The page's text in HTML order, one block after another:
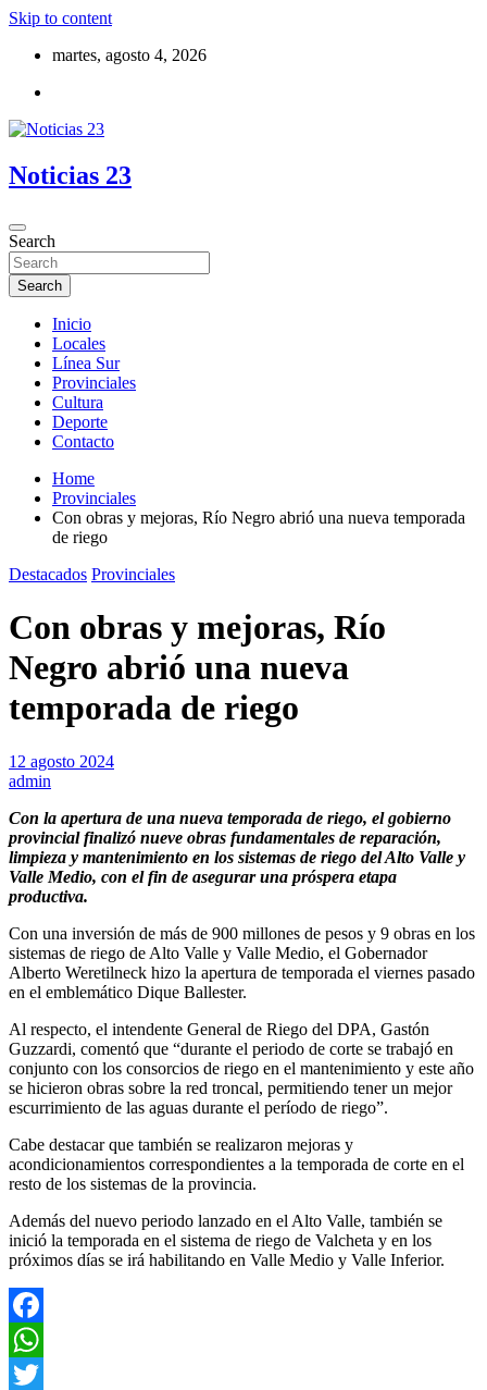
Skip to content
martes, agosto 4, 2026
Noticias 23
Search
Search
Inicio
Locales
Línea Sur
Provinciales
Cultura
Deporte
Contacto
Home
Provinciales
Con obras y mejoras, Río Negro abrió una nueva temporada
de riego
Destacados Provinciales
Con obras y mejoras, Río
Negro abrió una nueva
temporada de riego
12 agosto 2024
admin
Con la apertura de una nueva temporada de riego, el gobierno
provincial finalizó nueve obras fundamentales de reparación,
limpieza y mantenimiento en los sistemas de riego del Alto Valle y
Valle Medio, con el fin de asegurar una próspera etapa
productiva.
Con una inversión de más de 900 millones de pesos y 9 obras en los
sistemas de riego de Alto Valle y Valle Medio, el Gobernador
Alberto Weretilneck hizo la apertura de temporada el viernes pasado
en el emblemático Dique Ballester.
Al respecto, el intendente General de Riego del DPA, Gastón
Guzzardi, comentó que “durante el periodo de corte se trabajó en
conjunto con los consorcios de riego en el mantenimiento y este año
se hicieron obras sobre la red troncal, permitiendo tener un mejor
escurrimiento de las aguas durante el período de riego”.
Cabe destacar que también se realizaron mejoras y
acondicionamientos correspondientes a la temporada de corte en el
resto de los sistemas de la provincia.
Además del nuevo periodo lanzado en el Alto Valle, también se
inició la temporada en el sistema de riego de Valcheta y en los
próximos días se irá habilitando en Valle Medio y Valle Inferior.
Facebook
WhatsApp